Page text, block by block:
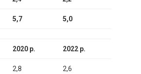
5,7 5,0
2020 р. 2022 р.
2,8 2,6